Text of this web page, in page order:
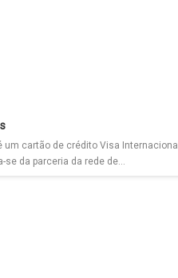
um cartão de crédito Visa Internacional
se da parceria da rede de...